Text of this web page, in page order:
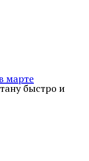
марте
быстро и